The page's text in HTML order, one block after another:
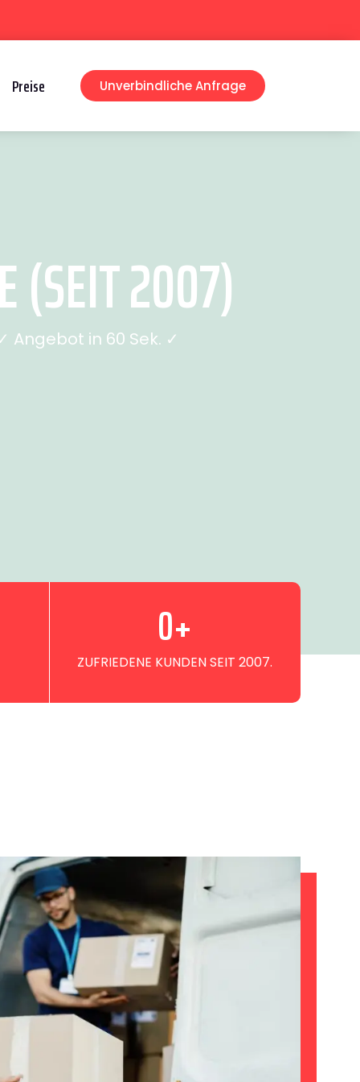
Preise Unverbindliche Anfrage
(SEIT 2007)
Angebot in 60 Sek. ✓
ZUFRIEDENE KUNDEN SEIT 2007.
0+